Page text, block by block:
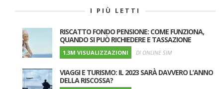
I PIÙ LETTI
RISCATTO FONDO PENSIONE: COME FUNZIONA,
QUANDO SI PUÒ RICHIEDERE E TASSAZIONE
1.3M VISUALIZZAZIONI DI ONLINE SIM
VIAGGI E TURISMO: IL 2023 SARÀ DAVVERO L’ANNO
DELLA RISCOSSA?